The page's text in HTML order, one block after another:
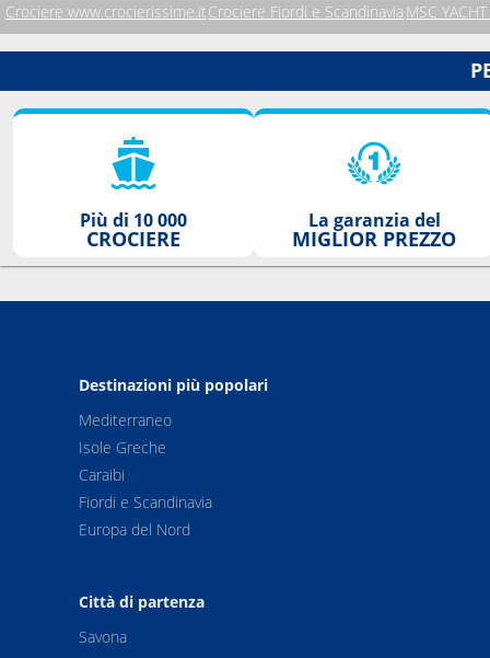
Crociere www.crocierissime.itCrociere Fiordi e Scandinavia MSC
Più di 10 000
CROCIERE
La garanzia del
MIGLIOR PREZZO
Destinazioni più popolari
Mediterraneo
Isole Greche
Caraibi
Fiordi e Scandinavia
Europa del Nord
Città di partenza
Savona